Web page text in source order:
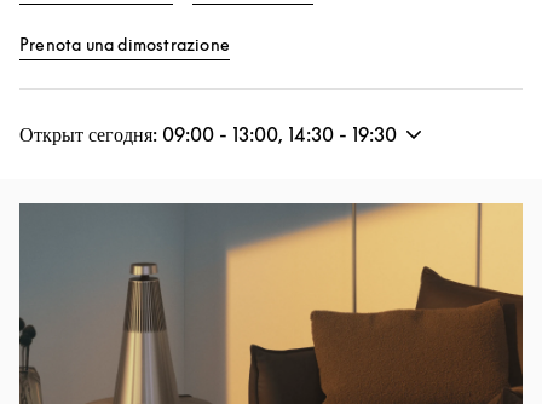
Prenota una dimostrazione
Открыт сегодня: 09:00 - 13:00, 14:30 - 19:30